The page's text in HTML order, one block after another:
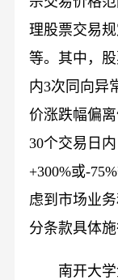
理股票交易
等。其中，
内3次同向异
价涨跌幅偏
30个交易日
+300%或-
虑到市场业
分条款具体
南开大